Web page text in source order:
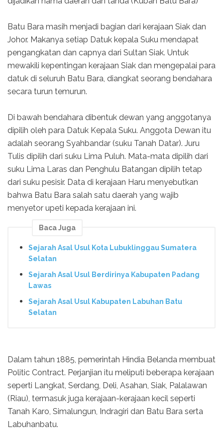
Batu Bara masih menjadi bagian dari kerajaan Siak dan
Johor. Makanya setiap Datuk kepala Suku mendapat
pengangkatan dan capnya dari Sultan Siak. Untuk
mewakili kepentingan kerajaan Siak dan mengepalai para
datuk di seluruh Batu Bara, diangkat seorang bendahara
secara turun temurun.
Di bawah bendahara dibentuk dewan yang anggotanya
dipilih oleh para Datuk Kepala Suku. Anggota Dewan itu
adalah seorang Syahbandar (suku Tanah Datar). Juru
Tulis dipilih dari suku Lima Puluh. Mata-mata dipilih dari
suku Lima Laras dan Penghulu Batangan dipilih tetap
dari suku pesisir. Data di kerajaan Haru menyebutkan
bahwa Batu Bara salah satu daerah yang wajib
menyetor upeti kepada kerajaan ini.
Baca Juga
Sejarah Asal Usul Kota Lubuklinggau Sumatera
Selatan
Sejarah Asal Usul Berdirinya Kabupaten Padang
Lawas
Sejarah Asal Usul Kabupaten Labuhan Batu
Selatan
Dalam tahun 1885, pemerintah Hindia Belanda membuat
Politic Contract. Perjanjian itu meliputi beberapa kerajaan
seperti Langkat, Serdang, Deli, Asahan, Siak, Palalawan
(Riau), termasuk juga kerajaan-kerajaan kecil seperti
Tanah Karo, Simalungun, Indragiri dan Batu Bara serta
Labuhanbatu.